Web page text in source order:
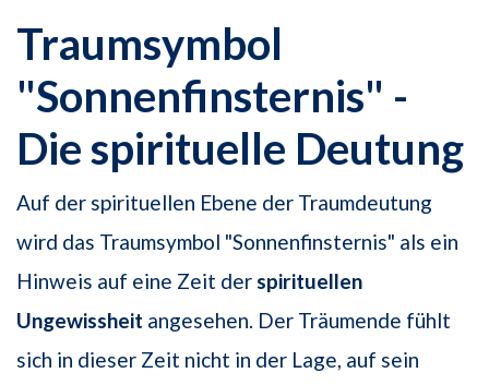
Traumsymbol
"Sonnenfinsternis" -
Die spirituelle Deutung
Auf der spirituellen Ebene der Traumdeutung
wird das Traumsymbol "Sonnenfinsternis" als ein
Hinweis auf eine Zeit derspirituellen
Ungewissheit angesehen. Der Träumende fühlt
sich in dieser Zeit nicht in der Lage, auf sein